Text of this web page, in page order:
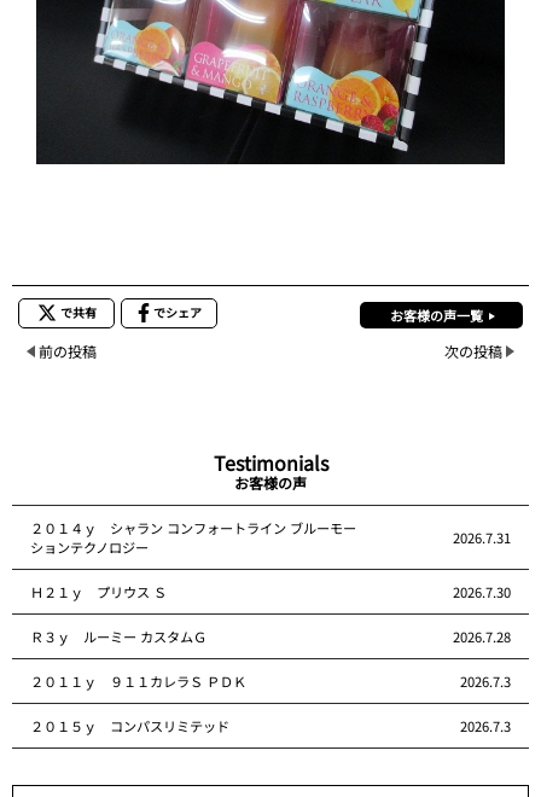
で共有 でシェア お客様の声一覧
前の投稿 次の投稿
Testimonials
お客様の声
２０１４ｙ シャラン コンフォートライン ブルーモー
ションテクノロジー
2026.7.31
Ｈ２１ｙ プリウス Ｓ 2026.7.30
Ｒ３ｙ ルーミー カスタムＧ 2026.7.28
２０１１ｙ ９１１カレラＳ ＰＤＫ 2026.7.3
２０１５ｙ コンパスリミテッド 2026.7.3